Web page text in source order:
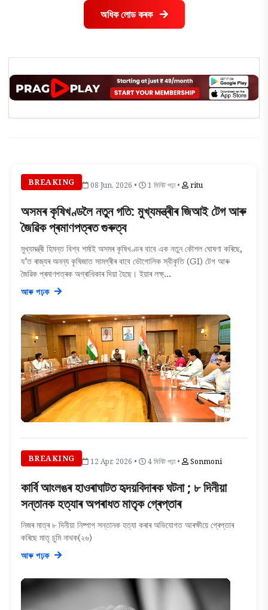
অধিক লোড কৰক
BREAKING 08 Jun, 2026 • 1 মিনিট পঢ়া • ritu
অসমৰ কৃষিখণ্ডলৈ নতুন গতি: মুখ্যমন্ত্ৰীৰ জিআই টেগ আৰু
জৈৱিক প্ৰমাণপত্ৰত গুৰুত্ব
মুখ্যমন্ত্ৰী হিমন্ত বিশ্ব শৰ্মাই অসমৰ কৃষিখণ্ডৰ বাবে এক নতুন কৌশল ঘোষণা কৰিছে,
য'ত ৰাজ্যৰ অনন্য কৃষিজাত সামগ্ৰীৰ বাবে ভৌগোলিক স্বীকৃতি (GI) টেগ আৰু
জৈৱিক প্ৰমাণপত্ৰক অগ্ৰাধিকাৰ দিয়া হৈছে। ইয়াৰ লক্ষ্...
আৰু পঢ়ক
BREAKING 12 Apr, 2026 • 4 মিনিট পঢ়া • Sonmoni
কাৰ্বি আংলঙৰ হাওৰাঘাটত হৃদয়বিদাৰক ঘটনা ; ৮ দিনীয়া
সন্তানক হত্যাৰ অপৰাধত মাতৃক গ্ৰেপ্তাৰ
নিজৰ মাত্ৰ ৮ দিনীয়া নিষ্পাপ সন্তানক হত্যা কৰাৰ অভিযোগত আৰক্ষীয়ে গ্ৰেপ্তাৰ
কৰিছে মাতৃ চুমি নাথক(২৬)
আৰু পঢ়ক